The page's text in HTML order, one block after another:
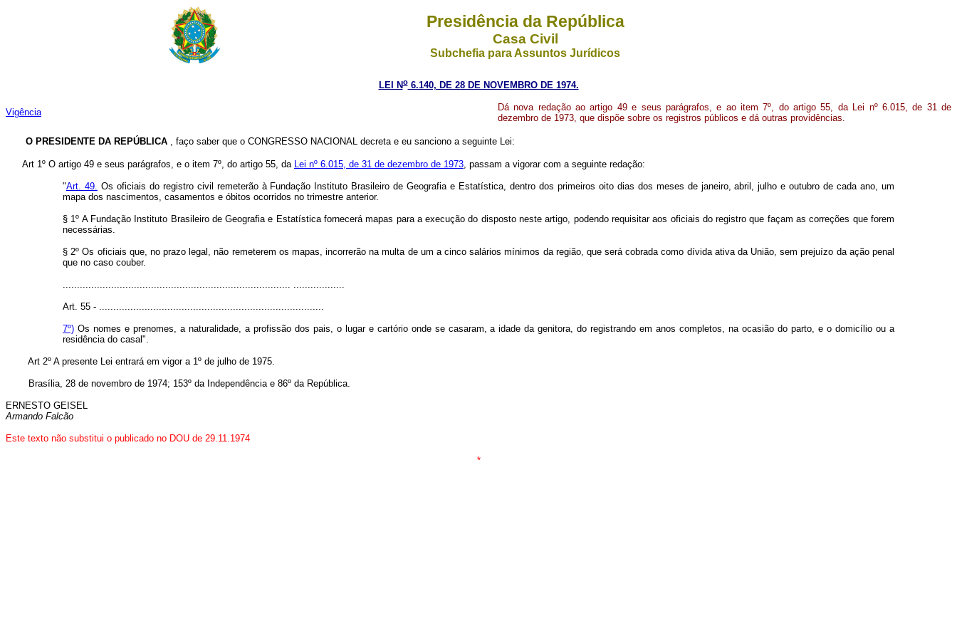
Presidência da República
Casa Civil
Subchefia para Assuntos Jurídicos
LEI No6.140, DE 28 DE NOVEMBRO DE 1974.
Vigência
Dá nova redação ao artigo 49 e seus parágrafos, e ao item 7º, do artigo 55, da Lei nº 6.015, de 31 de
dezembro de 1973, que dispõe sobre os registros públicos e dá outras providências.
O PRESIDENTE DA REPÚBLICA , faço saber que o CONGRESSO NACIONAL decreta e eu sanciono a seguinte Lei:
Art 1º O artigo 49 e seus parágrafos, e o item 7º, do artigo 55, da Lei nº 6.015, de 31 de dezembro de 1973, passam a vigorar com a seguinte redação:
"Art. 49. Os oficiais do registro civil remeterão à Fundação Instituto Brasileiro de Geografia e Estatística, dentro dos primeiros oito dias dos meses de janeiro, abril, julho e outubro de cada ano, um
mapa dos nascimentos, casamentos e óbitos ocorridos no trimestre anterior.
§ 1º A Fundação Instituto Brasileiro de Geografia e Estatística fornecerá mapas para a execução do disposto neste artigo, podendo requisitar aos oficiais do registro que façam as correções que forem
necessárias.
§ 2º Os oficiais que, no prazo legal, não remeterem os mapas, incorrerão na multa de um a cinco salários mínimos da região, que será cobrada como dívida ativa da União, sem prejuízo da ação penal
que no caso couber.
................................................................................ ..................
Art. 55 - ...............................................................................
7º) Os nomes e prenomes, a naturalidade, a profissão dos pais, o lugar e cartório onde se casaram, a idade da genitora, do registrando em anos completos, na ocasião do parto, e o domicílio ou a
residência do casal".
Art 2º A presente Lei entrará em vigor a 1º de julho de 1975.
Brasília, 28 de novembro de 1974; 153º da Independência e 86º da República.
ERNESTO GEISEL
Armando Falcão
Este texto não substitui o publicado no DOU de 29.11.1974
*